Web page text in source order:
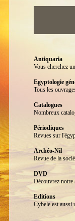
Antiquaria
Vous cherchez
Egyptologie
Tous les
Catalogues
Nombreux
Périodiques
Revues sur
Archéo-Nil
Revue de la
DVD
Découvrez notre
Editions
Cybele est aussi